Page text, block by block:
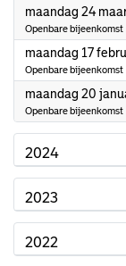
maandag 24
Openbare bijeenkomst
maandag 17
Openbare bijeenkomst
maandag 20
Openbare bijeenkomst
2024
2023
2022